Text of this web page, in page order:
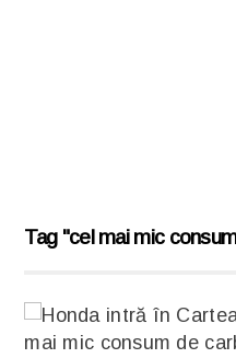
Tag "cel mai mic
Citește